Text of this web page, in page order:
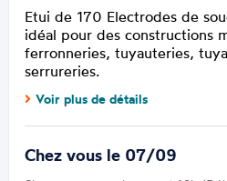
Etui de 170 Electrodes de
idéal pour des constructions
ferronneries, tuyauteries,
serrureries.
Voir plus de détails
Chez vous le 07/09